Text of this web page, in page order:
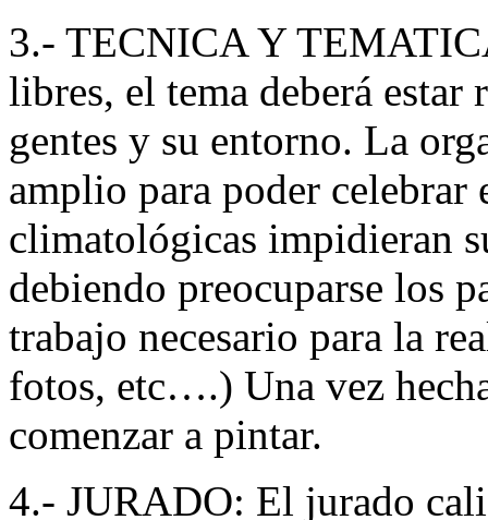
3.- TECNICA Y
libres, el tema deberá
gentes y su entorno. La
amplio para poder celebrar
climatológicas impidieran
debiendo preocuparse los
trabajo necesario para la
fotos, etc….) Una vez
comenzar a pintar.
4.- JURADO: El jurado